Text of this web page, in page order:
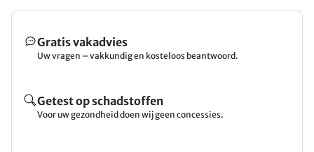
Gratis vakadvies
Uw vragen – vakkundig en kosteloos beantwoord.
Getest op schadstoffen
Voor uw gezondheid doen wij geen concessies.